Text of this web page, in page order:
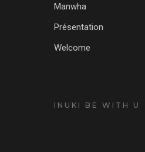
Manwha
Présentation
Welcome
INUKI BE WITH U